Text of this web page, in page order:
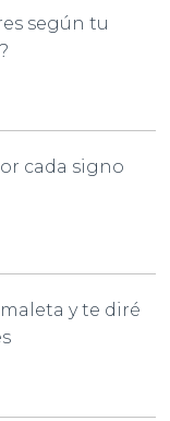
según tu
cada signo
y te diré